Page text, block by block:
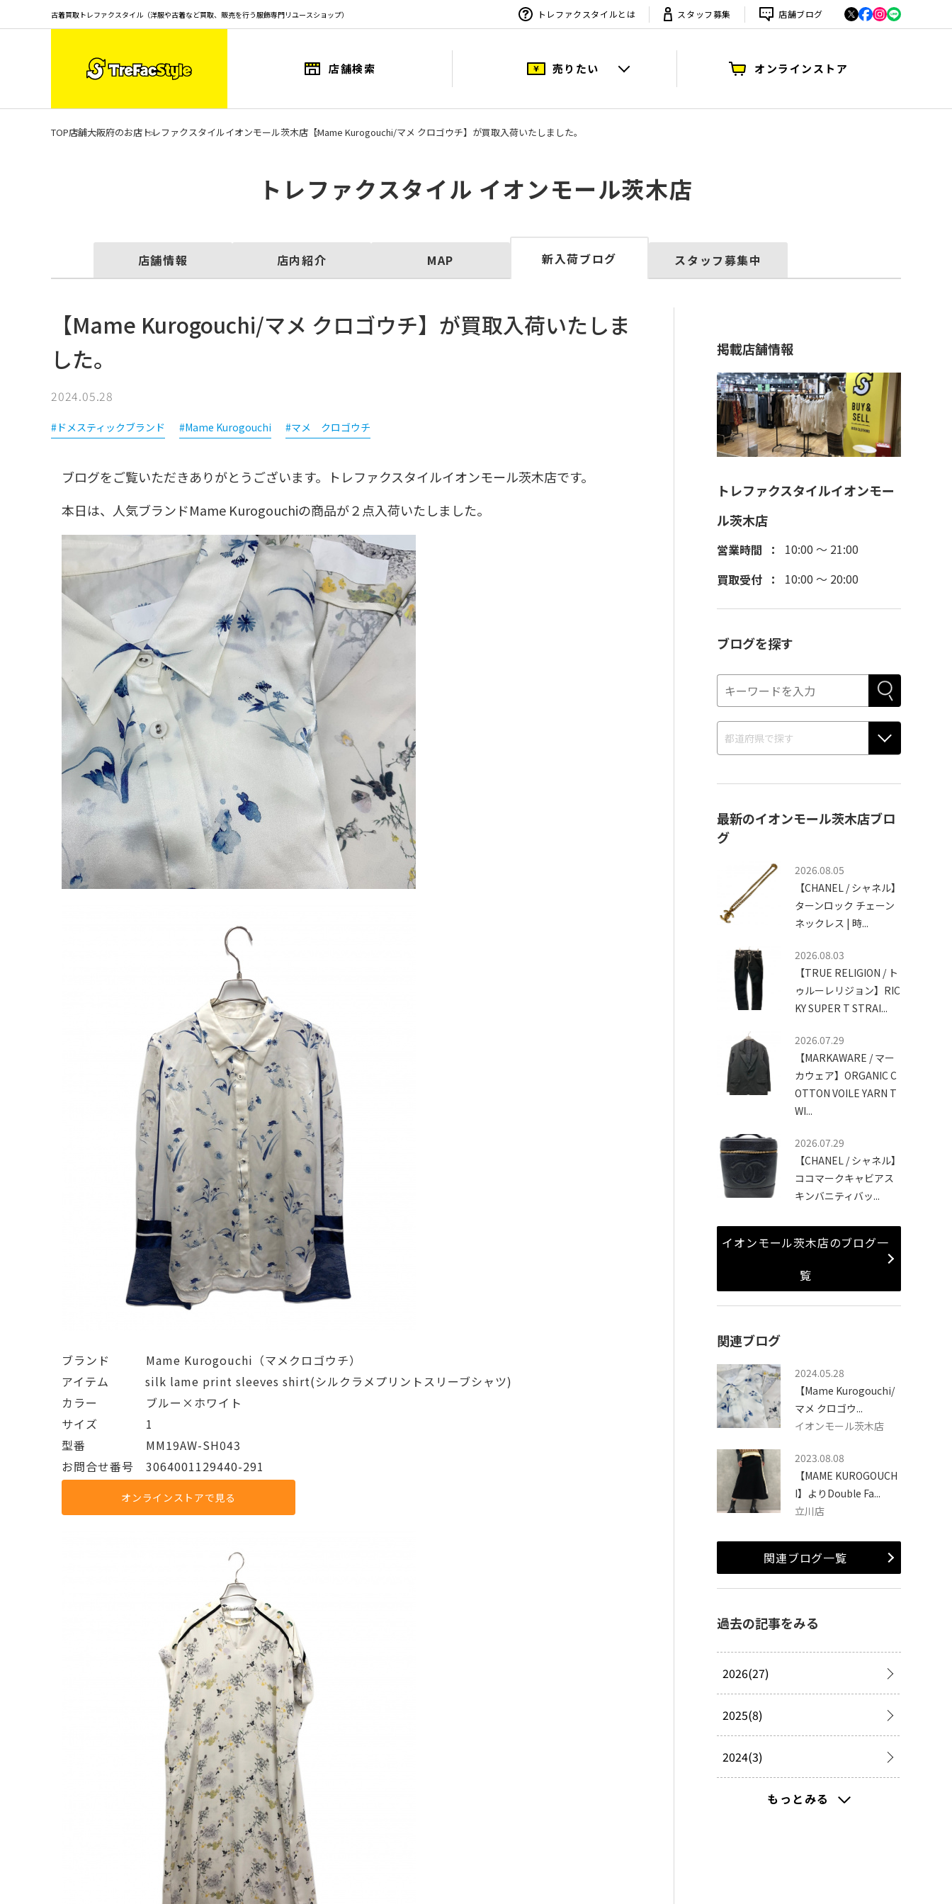
古着買取トレファクスタイル（洋服や古着など買取、販売を行う服飾専門リユースショップ） トレファクスタイルとは スタッフ募集 店舗ブログ
店舗検索 売りたい オンラインストア
TOP店舗大阪府のお店 トレファクスタイルイオンモール茨木店 【Mame Kurogouchi/マメ クロゴウチ】が買取入荷いたしました。
トレファクスタイル イオンモール茨木店
店舗情報 店内紹介 MAP 新入荷ブログ スタッフ募集中
【Mame Kurogouchi/マメ クロゴウチ】が買取入荷いたしま
した。
2024.05.28
#ドメスティックブランド #Mame Kurogouchi #マメ クロゴウチ
ブログをご覧いただきありがとうございます。トレファクスタイルイオンモール茨木店です。
本日は、人気ブランドMame Kurogouchiの商品が２点入荷いたしました。
ブランド   Mame Kurogouchi（マメクロゴウチ）
アイテム   silk lame print sleeves shirt(シルクラメプリントスリーブシャツ)
カラー    ブルー×ホワイト
サイズ    1
型番     MM19AW-SH043
お問合せ番号 3064001129440-291
オンラインストアで見る
掲載店舗情報
トレファクスタイルイオンモー
ル茨木店
営業時間
10:00 ～ 21:00
買取受付
10:00 ～ 20:00
ブログを探す
最新のイオンモール茨木店ブロ
グ
2026.08.05
【CHANEL / シャネル】
ターンロック チェーン
ネックレス | 時...
2026.08.03
【TRUE RELIGION / ト
ゥルーレリジョン】RIC
KY SUPER T STRAI...
2026.07.29
【MARKAWARE / マー
カウェア】ORGANIC C
OTTON VOILE YARN T
WI...
2026.07.29
【CHANEL / シャネル】
ココマークキャビアス
キンバニティバッ...
イオンモール茨木店のブログ一
覧
関連ブログ
2024.05.28
【Mame Kurogouchi/
マメ クロゴウ...
イオンモール茨木店
2023.08.08
【MAME KUROGOUCH
I】よりDouble Fa...
立川店
関連ブログ一覧
過去の記事をみる
2026(27)
2025(8)
2024(3)
2023(12)もっとみる